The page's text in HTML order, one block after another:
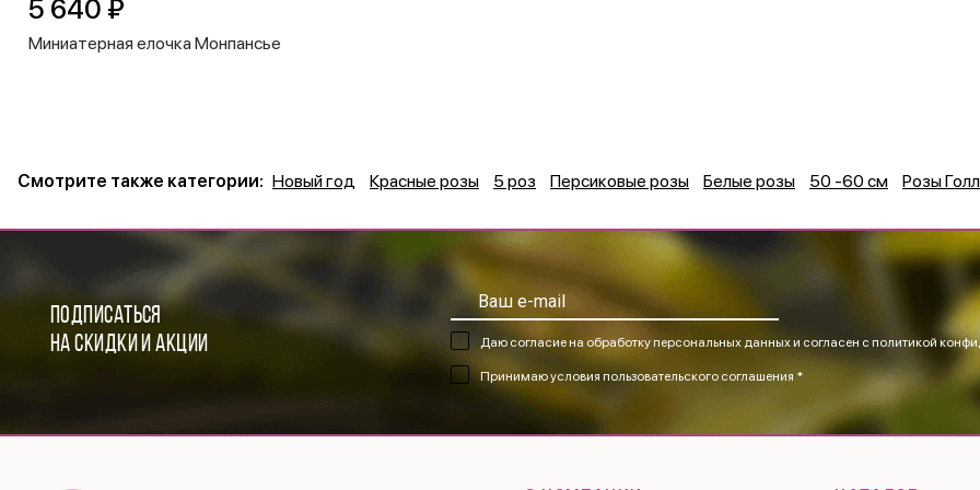
Миниатерная елочка Монпансье
5 640 ₽
Смотрите также категории: Новый год Красные розы 5 роз Персиковые розы Белые розы 50 -60 см Розы
ПОДПИСАТЬСЯ
НА СКИДКИ И АКЦИИ
Даю согласие на обработку персональных данных и согласен с политикой
Принимаюусловия пользовательского соглашения *